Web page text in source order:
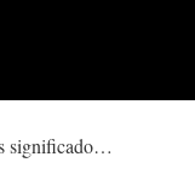
significado…